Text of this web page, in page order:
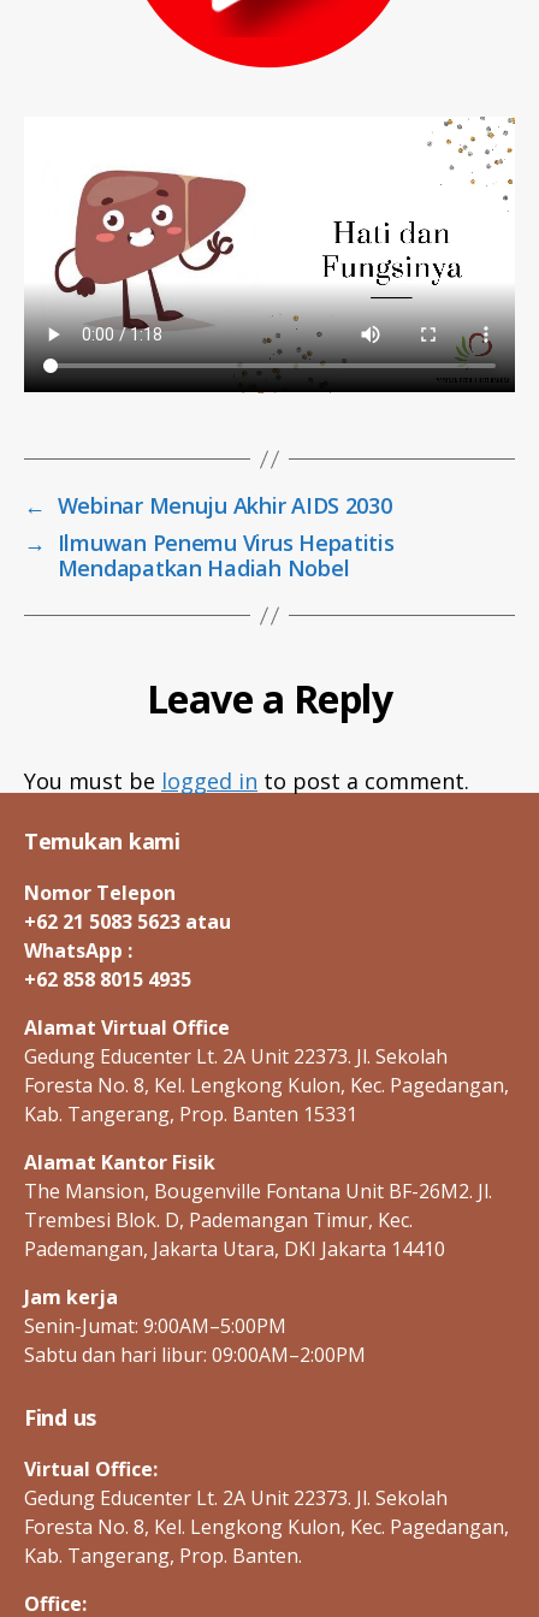
← Webinar Menuju Akhir AIDS 2030
→
Ilmuwan Penemu Virus Hepatitis
Mendapatkan Hadiah Nobel
Leave a Reply
You must be logged in to post a comment.
Temukan kami
Nomor Telepon
+62 21 5083 5623 atau
WhatsApp :
+62 858 8015 4935
Alamat Virtual Office
Gedung Educenter Lt. 2A Unit 22373. Jl. Sekolah
Foresta No. 8, Kel. Lengkong Kulon, Kec. Pagedangan,
Kab. Tangerang, Prop. Banten 15331
Alamat Kantor Fisik
The Mansion, Bougenville Fontana Unit BF-26M2. Jl.
Trembesi Blok. D, Pademangan Timur, Kec.
Pademangan, Jakarta Utara, DKI Jakarta 14410
Jam kerja
Senin-Jumat: 9:00AM–5:00PM
Sabtu dan hari libur: 09:00AM–2:00PM
Find us
Virtual Office:
Gedung Educenter Lt. 2A Unit 22373. Jl. Sekolah
Foresta No. 8, Kel. Lengkong Kulon, Kec. Pagedangan,
Kab. Tangerang, Prop. Banten.
Office: